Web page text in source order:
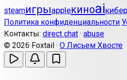
steamигрыappleкиноai
Политика конфиденциальности
Контакты: direct chat · abuse
© 2026 Foxtail · О Лисьем Хвосте